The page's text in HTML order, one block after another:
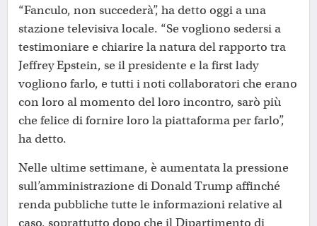
“Fanculo, non succederà”, ha detto oggi a una
stazione televisiva locale. “Se vogliono sedersi a
testimoniare e chiarire la natura del rapporto tra
Jeffrey Epstein, se il presidente e la first lady
vogliono farlo, e tutti i noti collaboratori che erano
con loro al momento del loro incontro, sarò più
che felice di fornire loro la piattaforma per farlo”,
ha detto.
Nelle ultime settimane, è aumentata la pressione
sull’amministrazione di Donald Trump affinché
renda pubbliche tutte le informazioni relative al
caso, soprattutto dopo che il Dipartimento di